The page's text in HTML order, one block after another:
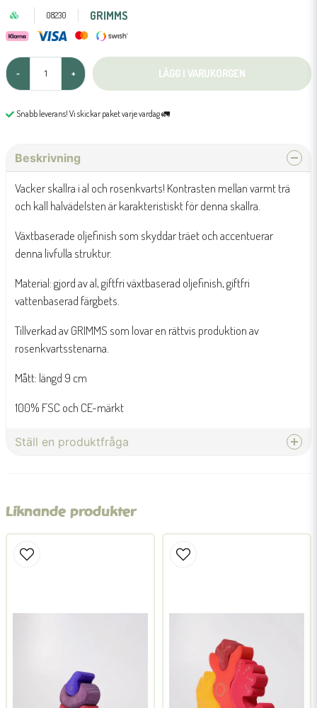
08230 GRIMMS
- + LÄGG I VARUKORGEN
Snabb leverans! Vi skickar paket varje vardag 🚛
Beskrivning
Vacker skallra i al och rosenkvarts! Kontrasten mellan varmt trä
och kall halvädelsten är karakteristiskt för denna skallra.
Växtbaserade oljefinish som skyddar träet och accentuerar
denna livfulla struktur.
Material: gjord av al, giftfri växtbaserad oljefinish, giftfri
vattenbaserad färgbets.
Tillverkad av GRIMMS som lovar en rättvis produktion av
rosenkvartsstenarna.
Mått: längd 9 cm
100% FSC och CE-märkt
Ställ en produktfråga
name
Namn
Mejladress
Ja, ni får publicera min fråga
Liknande produkter